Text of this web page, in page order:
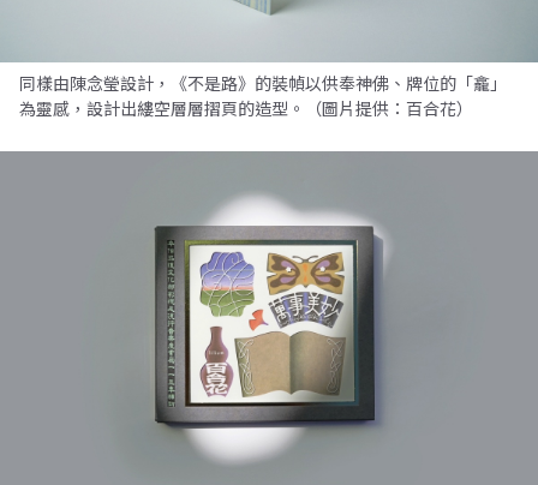
同樣由陳念瑩設計，《不是路》的裝幀以供奉神佛、牌位的「龕」
為靈感，設計出縷空層層摺頁的造型。（圖片提供：百合花）